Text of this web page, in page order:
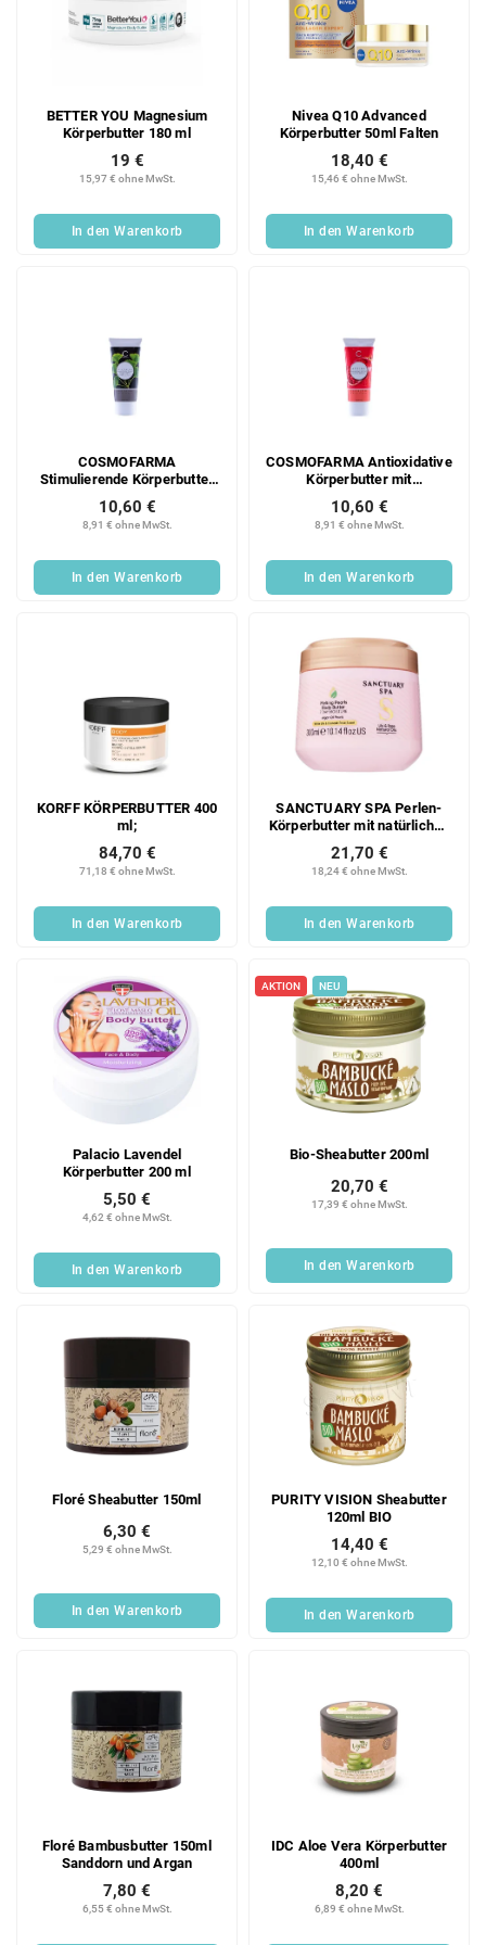
BETTER YOU Magnesium
Körperbutter 180 ml
15,97 € ohne MwSt.
19 €
In den Warenkorb
Nivea Q10 Advanced
Körperbutter 50ml Falten
15,46 € ohne MwSt.
18,40 €
In den Warenkorb
COSMOFARMA
Stimulierende Körperbutter
200 ml
8,91 € ohne MwSt.
10,60 €
In den Warenkorb
COSMOFARMA Antioxidative
Körperbutter mit
8,91 € ohne MwSt.
10,60 €
In den Warenkorb
KORFF KÖRPERBUTTER 400
ml;
71,18 € ohne MwSt.
84,70 €
In den Warenkorb
SANCTUARY SPA Perlen-
Körperbutter mit natürlichen
18,24 € ohne MwSt.
21,70 €
In den Warenkorb
Palacio Lavendel
Körperbutter 200 ml
4,62 € ohne MwSt.
5,50 €
In den Warenkorb
AKTION NEU
Bio-Sheabutter 200ml
17,39 € ohne MwSt.
20,70 €
In den Warenkorb
Floré Sheabutter 150ml
5,29 € ohne MwSt.
6,30 €
In den Warenkorb
PURITY VISION Sheabutter
120ml BIO
12,10 € ohne MwSt.
14,40 €
In den Warenkorb
Floré Bambusbutter 150ml
Sanddorn und Argan
6,55 € ohne MwSt.
7,80 €
IDC Aloe Vera Körperbutter
400ml
6,89 € ohne MwSt.
8,20 €